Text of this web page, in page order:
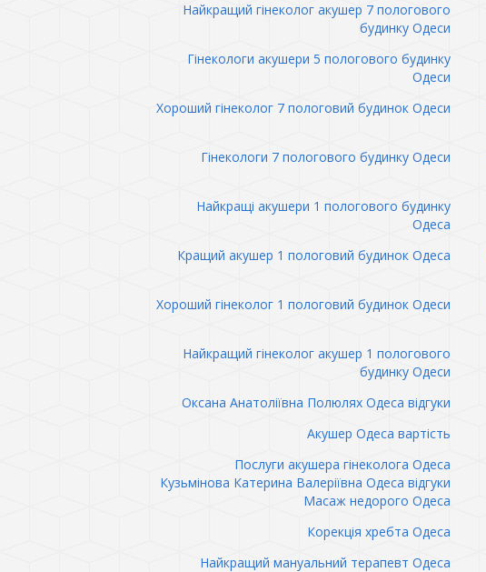
Найкращий гінеколог акушер 7 пологового
будинку Одеси
Гінекологи акушери 5 пологового будинку
Одеси
Хороший гінеколог 7 пологовий будинок Одеси
Гінекологи 7 пологового будинку Одеси
Найкращі акушери 1 пологового будинку
Одеса
Кращий акушер 1 пологовий будинок Одеса
Хороший гінеколог 1 пологовий будинок Одеси
Найкращий гінеколог акушер 1 пологового
будинку Одеси
Оксана Анатоліївна Полюлях Одеса відгуки
Акушер Одеса вартість
Послуги акушера гінеколога Одеса
Кузьмінова Катерина Валеріївна Одеса відгуки
Масаж недорого Одеса
Корекція хребта Одеса
Найкращий мануальний терапевт Одеса